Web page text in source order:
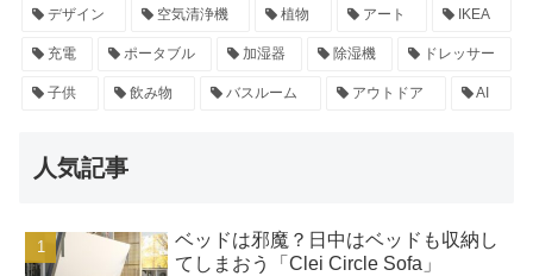
デザイン 空気清浄機 植物 アート IKEA
充電 ポータブル 加湿器 除湿機 ドレッサー
子供 飲み物 バスルーム アウトドア AI
人気記事
ベッドは邪魔？日中はベッドも収納し
てしまおう「Clei Circle Sofa」